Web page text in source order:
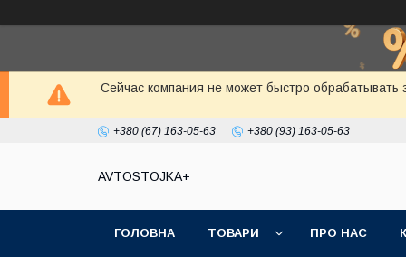
Сейчас компания не может быстро
+380 (67) 163-05-63 +380 (93) 163-05-63
AVTOSTOJKA+
ГОЛОВНА ТОВАРИ ПРО НАС